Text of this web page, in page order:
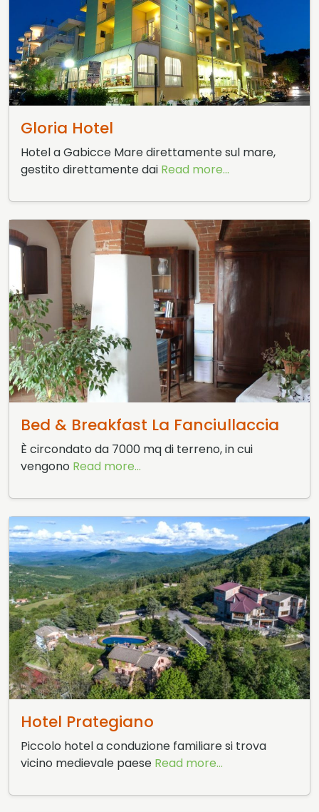
20 Marzo 2015
Gloria Hotel
Hotel a Gabicce Mare direttamente sul mare,
gestito direttamente dai Read more...
23 Febbraio 2015
Bed & Breakfast La Fanciullaccia
È circondato da 7000 mq di terreno, in cui
vengono Read more...
17 Gennaio 2015
Hotel Prategiano
Piccolo hotel a conduzione familiare si trova
vicino medievale paese Read more...